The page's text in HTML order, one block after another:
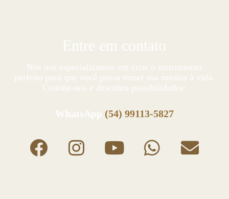
Entre em contato
Nós nos especializamos em criar o instrumento
perfeito para que você possa trazer sua música à vida.
Contate-nos e descubra possibilidades:
WhatsApp (54) 99113-5827